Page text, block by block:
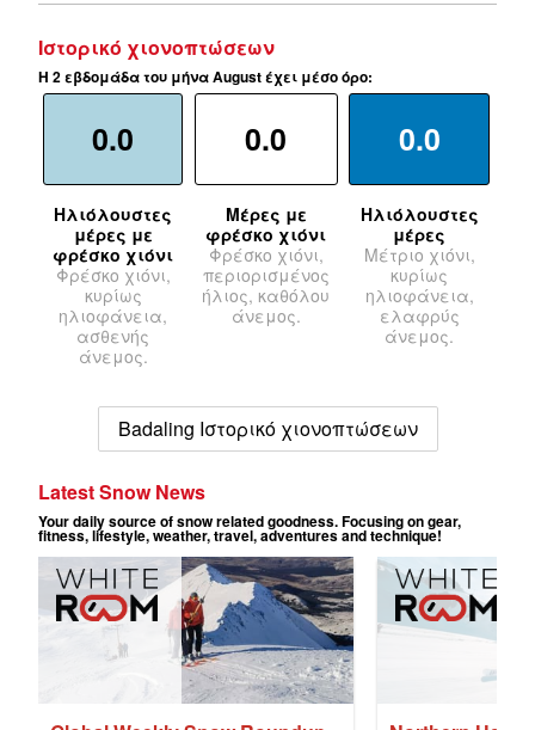
Ιστορικό χιονοπτώσεων
Η 2 εβδομάδα του μήνα August έχει μέσο όρο:
0.0
Ηλιόλουστες
μέρες με
φρέσκο χιόνι
Φρέσκο χιόνι,
κυρίως
ηλιοφάνεια,
ασθενής
άνεμος.
0.0
Μέρες με
φρέσκο χιόνι
Φρέσκο χιόνι,
περιορισμένος
ήλιος, καθόλου
άνεμος.
0.0
Ηλιόλουστες
μέρες
Μέτριο χιόνι,
κυρίως
ηλιοφάνεια,
ελαφρύς
άνεμος.
Badaling Ιστορικό χιονοπτώσεων